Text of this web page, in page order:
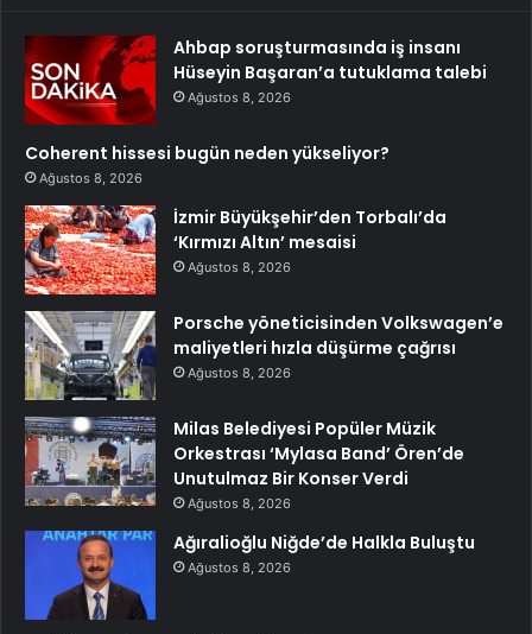
Ahbap soruşturmasında iş insanı
Hüseyin Başaran’a tutuklama talebi
Ağustos 8, 2026
Coherent hissesi bugün neden yükseliyor?
Ağustos 8, 2026
İzmir Büyükşehir’den Torbalı’da
‘Kırmızı Altın’ mesaisi
Ağustos 8, 2026
Porsche yöneticisinden Volkswagen’e
maliyetleri hızla düşürme çağrısı
Ağustos 8, 2026
Milas Belediyesi Popüler Müzik
Orkestrası ‘Mylasa Band’ Ören’de
Unutulmaz Bir Konser Verdi
Ağustos 8, 2026
Ağıralioğlu Niğde’de Halkla Buluştu
Ağustos 8, 2026